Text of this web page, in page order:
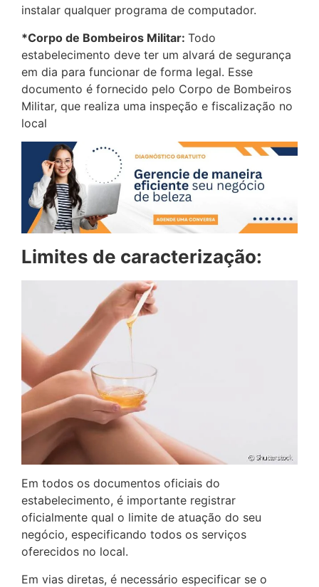
instalar qualquer programa de computador.
*Corpo de Bombeiros Militar: Todo
estabelecimento deve ter um alvará de segurança
em dia para funcionar de forma legal. Esse
documento é fornecido pelo Corpo de Bombeiros
Militar, que realiza uma inspeção e fiscalização no
local
Limites de caracterização:
Em todos os documentos oficiais do
estabelecimento, é importante registrar
oficialmente qual o limite de atuação do seu
negócio, especificando todos os serviços
oferecidos no local.
Em vias diretas, é necessário especificar se o